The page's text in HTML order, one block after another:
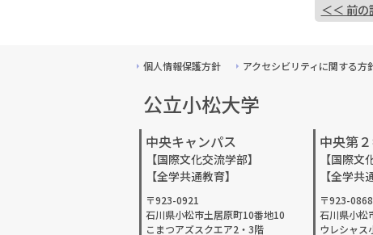
＜＜ 前の
個人情報保護方針 アクセシビリティに関する方
公立小松大学
中央キャンパス
【国際文化交流学部】
【全学共通教育】
〒923-0921
石川県小松市土居原町10番地10
こまつアズスクエア2・3階
中央第
【国際文
【全学共
〒923-0868
石川県小松
ウレシャス